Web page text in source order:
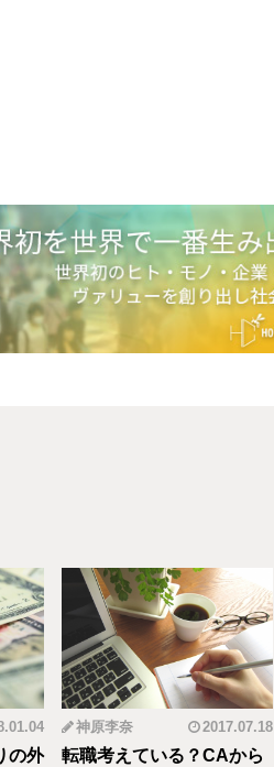
の外
神原李奈 2017.07.18
転職考えている？CAから